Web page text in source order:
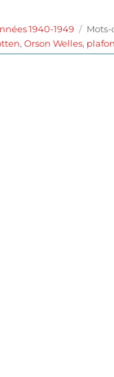
1940-1949 Mots-
,Orson Welles,